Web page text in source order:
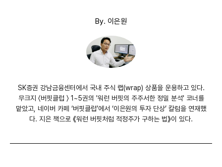
By. 이은원
SK증권 강남금융센터에서 국내 주식 랩(wrap) 상품을 운용하고 있다.
무크지 〈버핏클럽 〉 1~5권의 '워런 버핏의 주주서한 정밀 분석' 코너를
맡았고, 네이버 카페 ‘버핏클럽’에서 ‘이은원의 투자 단상’ 칼럼을 연재했
다. 지은 책으로 《워런 버핏처럼 적정주가 구하는 법》이 있다.